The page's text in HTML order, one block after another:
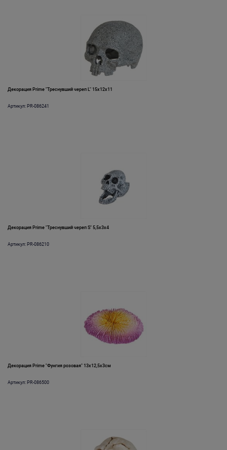
Декорация Prime "Треснувший череп L" 15x12x11
Артикул: PR-086241
Декорация Prime "Треснувший череп S" 5,5х3х4
Артикул: PR-086210
Декорация Prime "Фунгия розовая" 13х12,5х3см
Артикул: PR-086500